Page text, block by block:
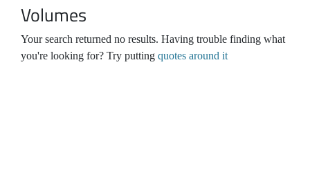
Volumes
Your search returned no results. Having trouble finding what
you're looking for? Try putting quotes around it